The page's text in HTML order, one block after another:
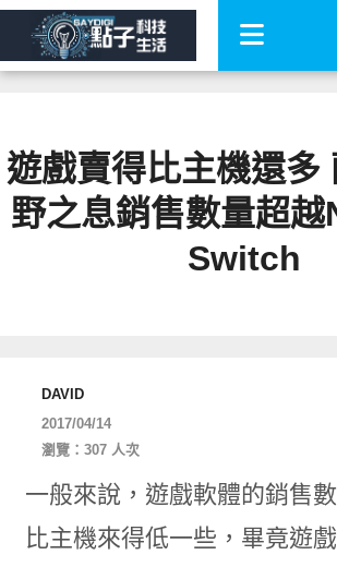
遊戲賣得比主機還多
野之息銷售數量超
Switch
DAVID
2017/04/14
瀏覽：307 人次
一般來說，遊戲軟體的銷售
比主機來得低一些，畢竟遊